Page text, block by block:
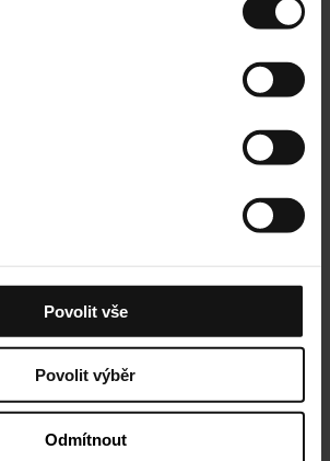
Povolit vše
Povolit výběr
Odmítnout